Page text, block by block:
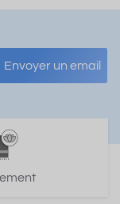
Envoyer un email